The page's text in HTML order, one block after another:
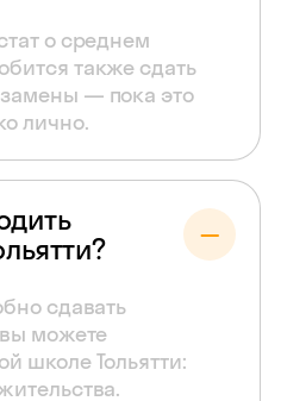
о среднем
также сдать
— пока это
лично.
сдавать
можете
школе Тольятти: